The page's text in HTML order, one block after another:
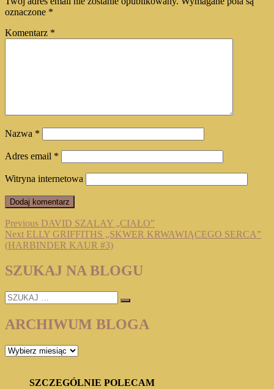
oznaczone *
Komentarz *
Nazwa *
Adres email *
Witryna internetowa
Nawigacja
wpisu
Previous Previous
post:
DAVID SZALAY „CIAŁO”
Next Next
post:
ELLY GRIFFITHS „SKWER KRWAWIĄCEGO SERCA”
(HARBINDER KAUR #3)
SZUKAJ NA BLOGU
SZUKAJ
…
ARCHIWUM BLOGA
ARCHIWUM
SZCZEGÓLNIE POLECAM